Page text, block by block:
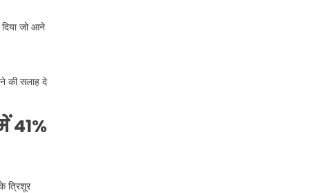
जो आने
की सलाह दे
41%
त्रिशूर